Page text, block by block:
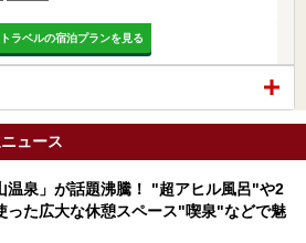
ラベルの宿泊プランを見る
ュース
温泉」が話題沸騰！ "超アヒル風呂"や2
った広大な休憩スペース"喫泉"などで魅